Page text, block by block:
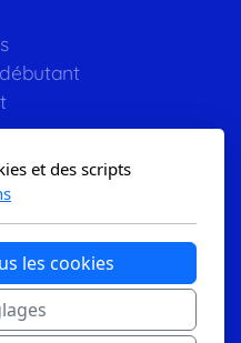
et des scripts
les cookies